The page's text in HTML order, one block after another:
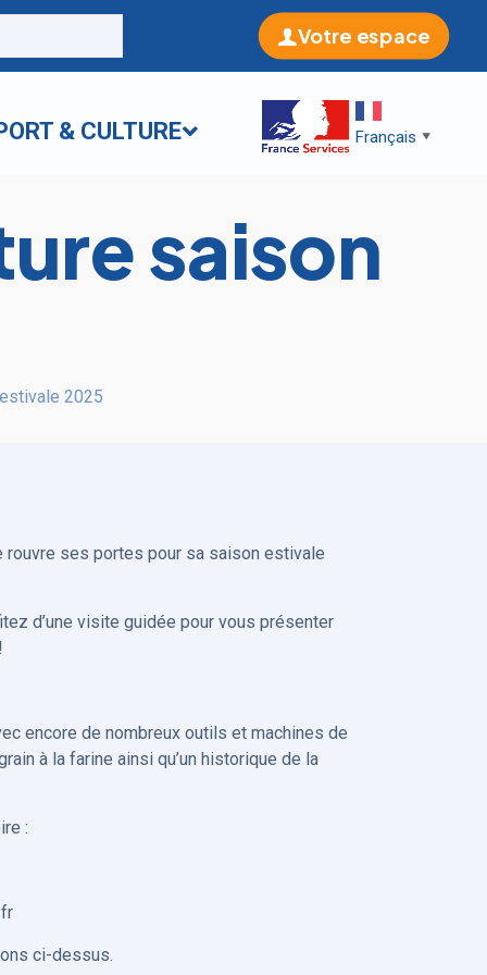
Votre espace
& CULTURE Français ▼
saison
2025
rouvre ses portes pour sa saison estivale
d’une visite guidée pour vous présenter
encore de nombreux outils et machines de
à la farine ainsi qu’un historique de la
:
ci-dessus.